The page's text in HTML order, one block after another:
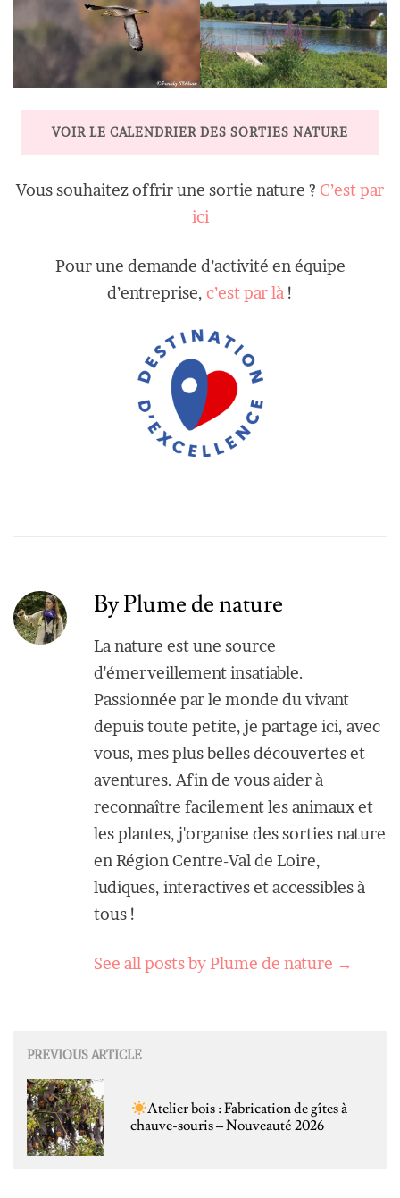
VOIR LE CALENDRIER DES SORTIES NATURE
Vous souhaitez offrir une sortie nature ? C’est par
ici
Pour une demande d’activité en équipe
d’entreprise, c’est par là !
By Plume de nature
La nature est une source
d'émerveillement insatiable.
Passionnée par le monde du vivant
depuis toute petite, je partage ici, avec
vous, mes plus belles découvertes et
aventures. Afin de vous aider à
reconnaître facilement les animaux et
les plantes, j'organise des sorties nature
en Région Centre-Val de Loire,
ludiques, interactives et accessibles à
tous !
See all posts by Plume de nature →
Post
navigation
PREVIOUS ARTICLE
Atelier bois : Fabrication de gîtes à
chauve-souris – Nouveauté 2026